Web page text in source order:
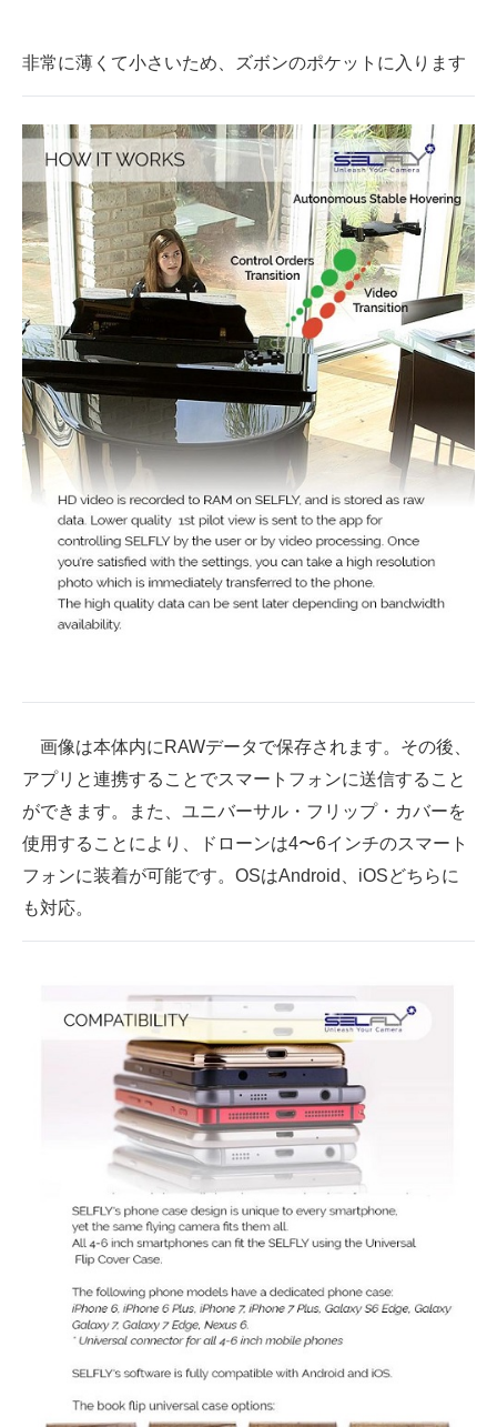
非常に薄くて小さいため、ズボンのポケットに入ります
画像は本体内にRAWデータで保存されます。その後、
アプリと連携することでスマートフォンに送信すること
ができます。また、ユニバーサル・フリップ・カバーを
使用することにより、ドローンは4〜6インチのスマート
フォンに装着が可能です。OSはAndroid、iOSどちらに
も対応。